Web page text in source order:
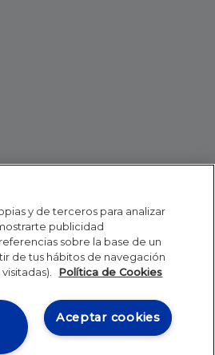
y de terceros para analizar
publicidad
sobre la base de un
de tus hábitos de navegación
Política de Cookies
Aceptar cookies